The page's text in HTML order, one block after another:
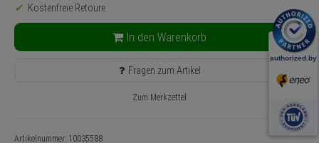
Kostenfreie Retoure
In den Warenkorb
Fragen zum Artikel
Zum Merkzettel
Artikelnummer: 10035588